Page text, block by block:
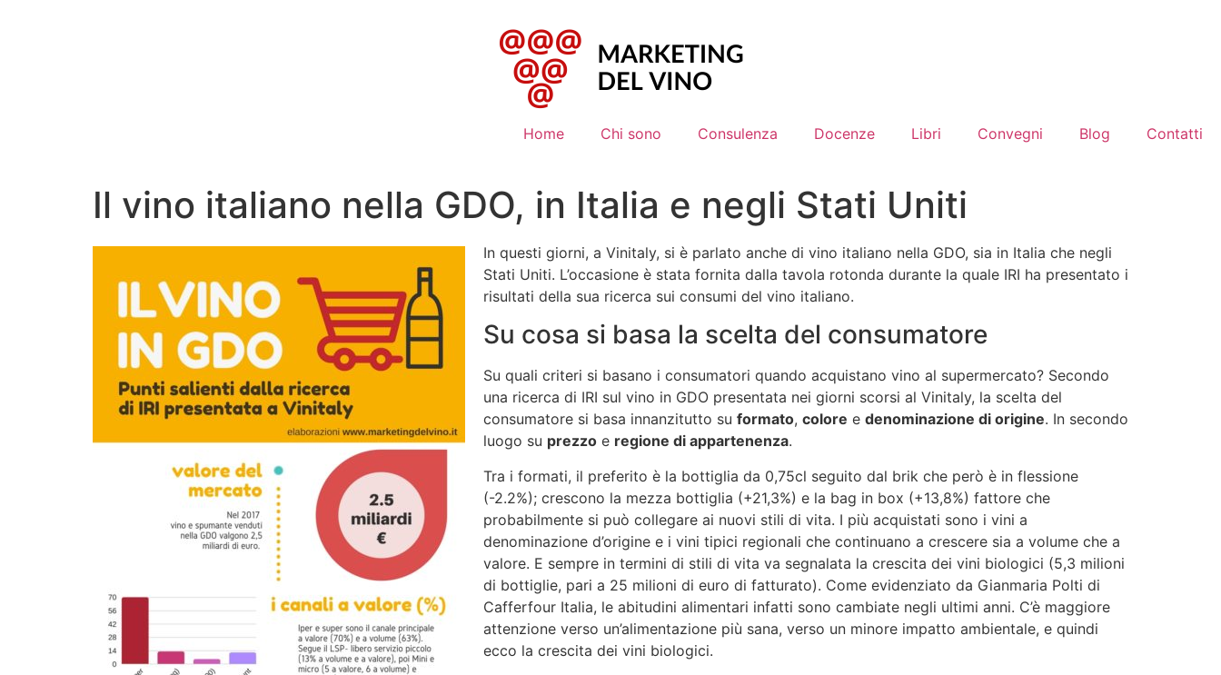
Home Chi sono Consulenza Docenze Libri Convegni Blog Contatti
Il vino italiano nella GDO, in Italia e negli Stati Uniti
In questi giorni, a Vinitaly, si è parlato anche di vino italiano nella GDO, sia in Italia che negli
Stati Uniti. L’occasione è stata fornita dalla tavola rotonda durante la quale IRI ha presentato i
risultati della sua ricerca sui consumi del vino italiano.
Su cosa si basa la scelta del consumatore
Su quali criteri si basano i consumatori quando acquistano vino al supermercato? Secondo
una ricerca di IRI sul vino in GDO presentata nei giorni scorsi al Vinitaly, la scelta del
consumatore si basa innanzitutto su formato, colore e denominazione di origine. In secondo
luogo su prezzo e regione di appartenenza.
Tra i formati, il preferito è la bottiglia da 0,75cl seguito dal brik che però è in flessione
(-2.2%); crescono la mezza bottiglia (+21,3%) e la bag in box (+13,8%) fattore che
probabilmente si può collegare ai nuovi stili di vita. I più acquistati sono i vini a
denominazione d’origine e i vini tipici regionali che continuano a crescere sia a volume che a
valore. E sempre in termini di stili di vita va segnalata la crescita dei vini biologici (5,3 milioni
di bottiglie, pari a 25 milioni di euro di fatturato). Come evidenziato da Gianmaria Polti di
Cafferfour Italia, le abitudini alimentari infatti sono cambiate negli ultimi anni. C’è maggiore
attenzione verso un’alimentazione più sana, verso un minore impatto ambientale, e quindi
ecco la crescita dei vini biologici.